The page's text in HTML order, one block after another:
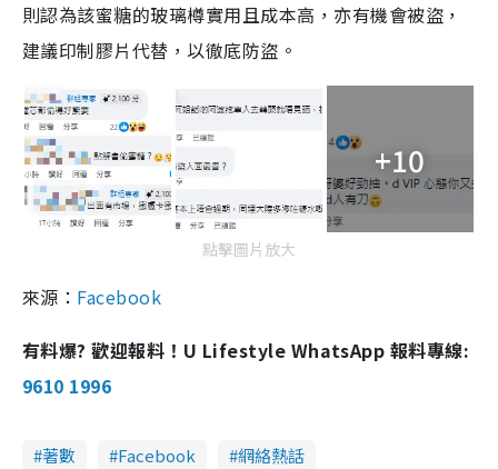
則認為該蜜糖的玻璃樽實用且成本高，亦有機會被盜，
建議印制膠片代替，以徹底防盜。
+10
點擊圖片放大
來源： Facebook
有料爆? 歡迎報料！U Lifestyle WhatsApp 報料專線:
9610 1996
著數 Facebook 網絡熱話